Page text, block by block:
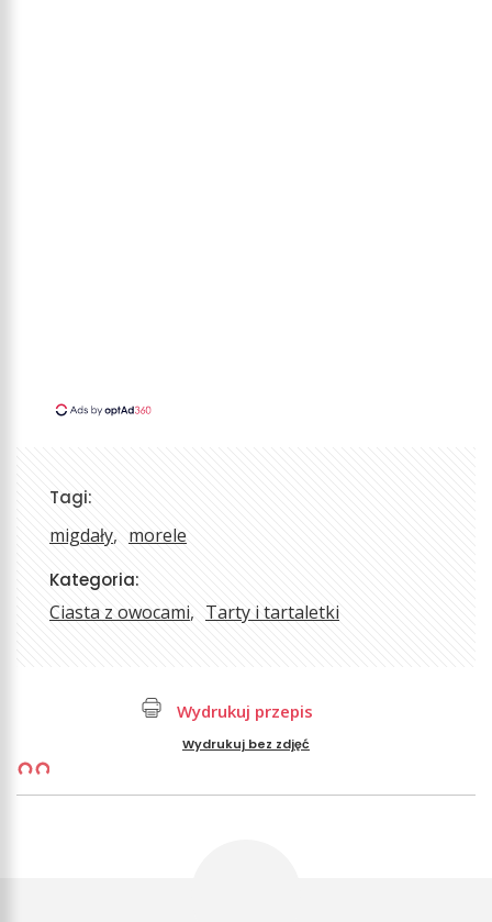
Tagi:
migdały morele
Kategoria:
Ciasta z owocami Tarty i tartaletki
Wydrukuj przepis
Wydrukuj bez zdjęć